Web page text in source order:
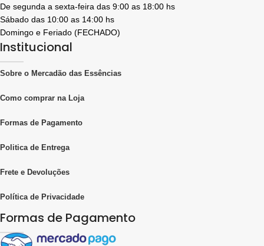
De segunda a sexta-feira das 9:00 as 18:00 hs
Sábado das 10:00 as 14:00 hs
Domingo e Feriado (FECHADO)
Institucional
Sobre o Mercadão das Essências
Como comprar na Loja
Formas de Pagamento
Politica de Entrega
Frete e Devoluções
Política de Privacidade
Formas de Pagamento